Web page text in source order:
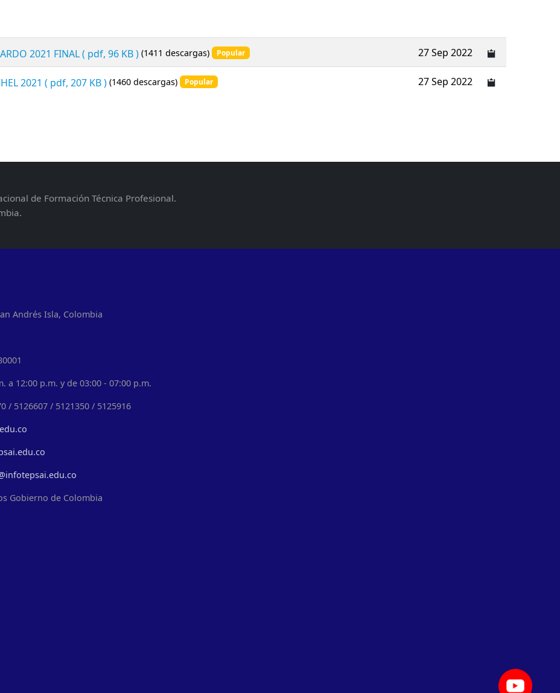
2021 FINAL( pdf, 96 KB ) (1411 descargas) Popular 27 Sep 2022
2021 ( pdf, 207 KB ) (1460 descargas) Popular 27 Sep 2022
de Formación Técnica Profesional.
Andrés Isla, Colombia
a 12:00 p.m. y de 03:00 - 07:00 p.m.
/ 5126607 / 5121350 / 5125916
Gobierno de Colombia